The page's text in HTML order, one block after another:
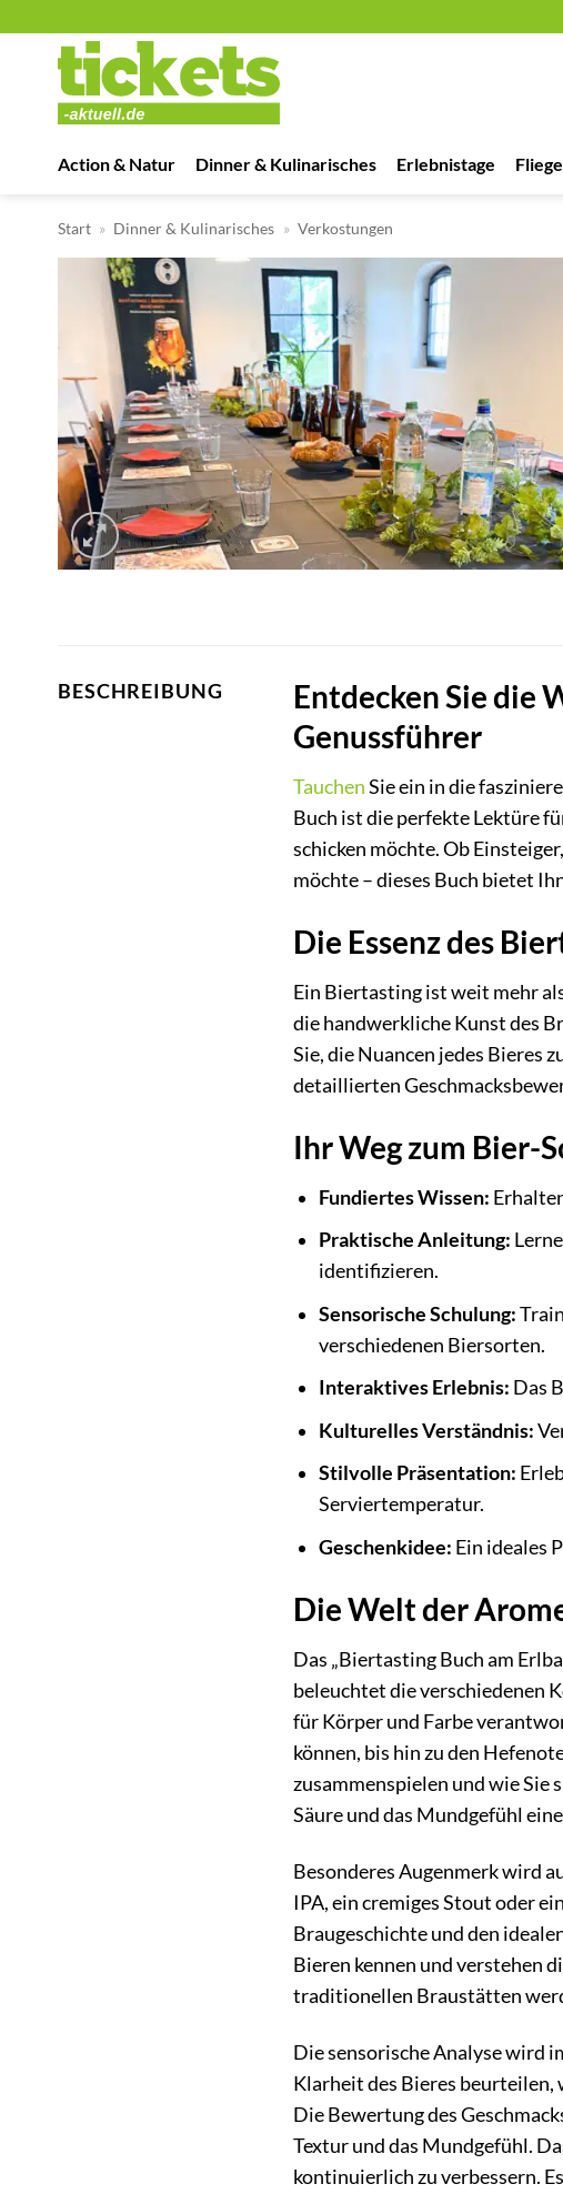
springen
Action & Natur Dinner & Kulinarisches Erlebnistage
Start » Dinner & Kulinarisches » Verkostungen
BESCHREIBUNG
Entdecken Sie die
Genussführer
TauchenSie ein in die
Buch ist die perfekte Lektüre
schicken möchte. Ob
möchte – dieses Buch bietet
Die Essenz des
Ein Biertasting ist weit mehr
die handwerkliche Kunst des
Sie, die Nuancen jedes Bieres
detaillierten
Ihr Weg zum Bier-
Fundiertes Wissen:
Praktische Anleitung:
identifizieren.
Sensorische Schulung:
verschiedenen Biersorten.
Interaktives Erlebnis: Das
Kulturelles Verständnis:
Stilvolle Präsentation:
Serviertemperatur.
Geschenkidee: Ein ideales
Die Welt der
Das „Biertasting Buch am
beleuchtet die verschiedenen
für Körper und Farbe
können, bis hin zu den
zusammenspielen und wie Sie
Säure und das Mundgefühl
Besonderes Augenmerk wird
IPA, ein cremiges Stout oder
Braugeschichte und den
Bieren kennen und verstehen
traditionellen Braustätten
Die sensorische Analyse wird
Klarheit des Bieres beurteilen,
Die Bewertung des
Textur und das Mundgefühl.
kontinuierlich zu verbessern.